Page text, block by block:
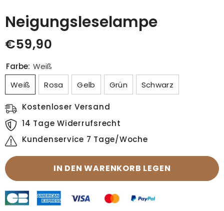
Neigungsleselampe
€59,90
Farbe: Weiß
Weiß
Rosa Gelb Grün Schwarz
Kostenloser Versand
14 Tage Widerrufsrecht
Kundenservice 7 Tage/Woche
IN DEN WARENKORB LEGEN